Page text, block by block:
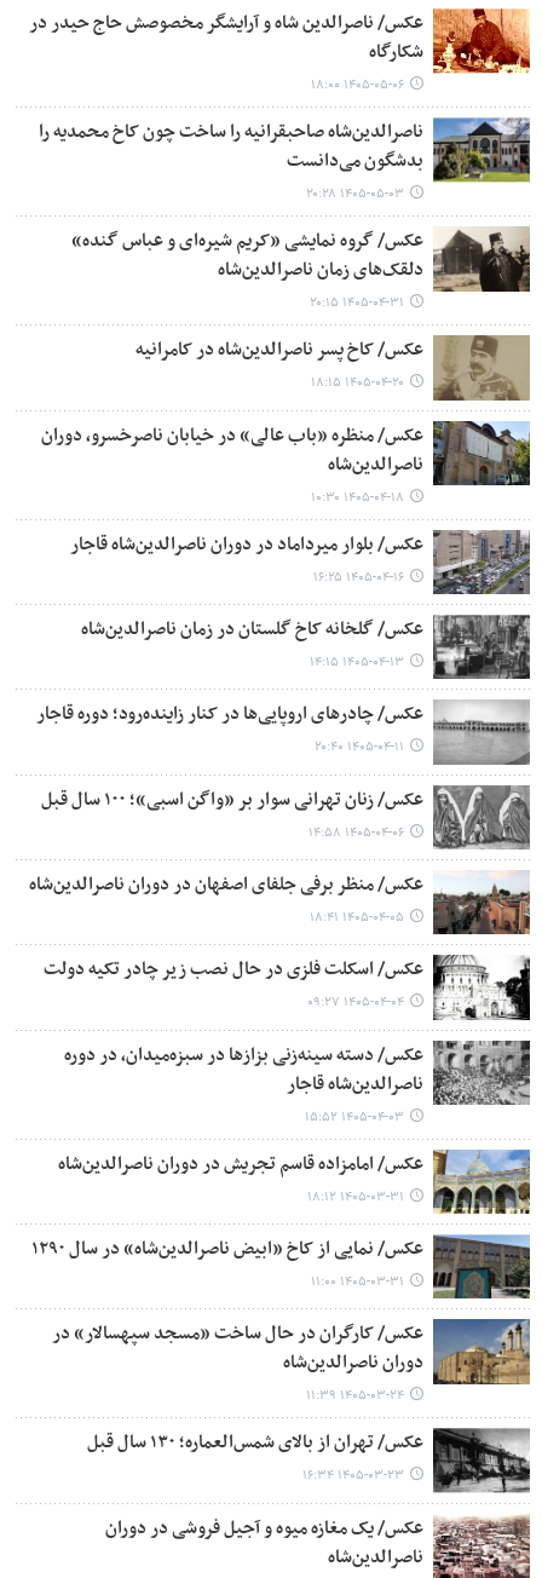
عکس/ ناصرالدین شاه و آرایشگر مخصوصش حاج حیدر در
شکارگاه
۱۴۰۵-۰۵-۰۶ ۱۸:۰۰
ناصرالدین‌شاه صاحبقرانیه را ساخت چون کاخ محمدیه را
بدشگون می‌دانست
۱۴۰۵-۰۵-۰۳ ۲۰:۲۸
عکس/ گروه نمایشی «کریم شیره‌ای و عباس گنده»
دلقک‌های زمان ناصرالدین‌شاه
۱۴۰۵-۰۴-۳۱ ۲۰:۱۵
عکس/ کاخ پسر ناصرالدین‌شاه در کامرانیه
۱۴۰۵-۰۴-۲۰ ۱۸:۱۵
عکس/ منظره «باب عالی» در خیابان ناصرخسرو، دوران
ناصرالدین‌شاه
۱۴۰۵-۰۴-۱۸ ۱۰:۳۰
عکس/ بلوار میرداماد در دوران ناصرالدین‌شاه قاجار
۱۴۰۵-۰۴-۱۶ ۱۶:۲۵
عکس/ گلخانه کاخ گلستان در زمان ناصرالدین‌شاه
۱۴۰۵-۰۴-۱۳ ۱۴:۱۵
عکس/ چادرهای اروپایی‌ها در کنار زاینده‌رود؛ دوره قاجار
۱۴۰۵-۰۴-۱۱ ۲۰:۴۰
عکس/ زنان تهرانی سوار بر «واگن اسبی»؛ ۱۰۰ سال قبل
۱۴۰۵-۰۴-۰۶ ۱۴:۵۸
عکس/ منظر برفی جلفای اصفهان در دوران ناصرالدین‌شاه
۱۴۰۵-۰۴-۰۵ ۱۸:۴۱
عکس/ اسکلت فلزی در حال نصب زیر چادر تکیه دولت
۱۴۰۵-۰۴-۰۴ ۰۹:۲۷
عکس/ دسته سینه‌زنی بزازها در سبزه‌میدان، در دوره
ناصرالدین‌شاه قاجار
۱۴۰۵-۰۴-۰۳ ۱۵:۵۲
عکس/ امامزاده قاسم تجریش در دوران ناصرالدین‌شاه
۱۴۰۵-۰۳-۳۱ ۱۸:۱۲
عکس/ نمایی از کاخ «ابیض ناصرالدین‌شاه» در سال ۱۲۹۰
۱۴۰۵-۰۳-۳۱ ۱۱:۰۰
عکس/ کارگران در حال ساخت «مسجد سپهسالار» در
دوران ناصرالدین‌شاه
۱۴۰۵-۰۳-۲۴ ۱۱:۳۹
عکس/ تهران از بالای شمس‌العماره؛ ۱۳۰ سال قبل
۱۴۰۵-۰۳-۲۳ ۱۶:۳۴
عکس/ یک مغازه میوه و آجیل فروشی در دوران
ناصرالدین‌شاه